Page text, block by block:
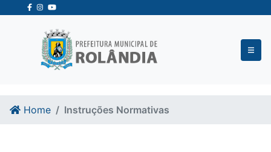
Ir para o conteudo
Ir para o fim do conteudo
Home Instruções Normativas